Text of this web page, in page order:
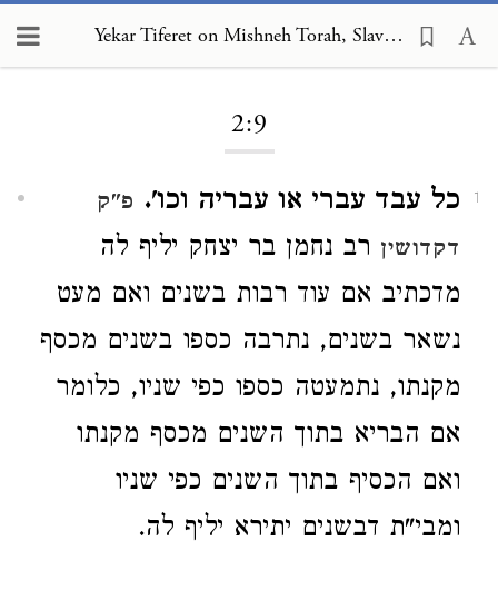
Yekar Tiferet on Mishneh Torah, Slaves 2:9
2:9
1 כל עבד עברי או עבריה וכו'. פ"ק
דקדושין רב נחמן בר יצחק יליף לה
מדכתיב אם עוד רבות בשנים ואם מעט
נשאר בשנים, נתרבה כספו בשנים מכסף
מקנתו, נתמעטה כספו כפי שניו, כלומר
אם הבריא בתוך השנים מכסף מקנתו
ואם הכסיף בתוך השנים כפי שניו
ומבי"ת דבשנים יתירא יליף לה.